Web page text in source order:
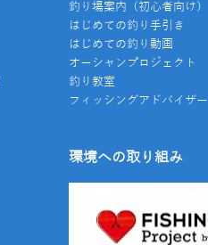
釣り場案内（初心者向け）
はじめての釣り手引き
はじめての釣り動画
オーシャンプロジェクト
釣り教室
フィッシングアドバイザー
環境への取り組み